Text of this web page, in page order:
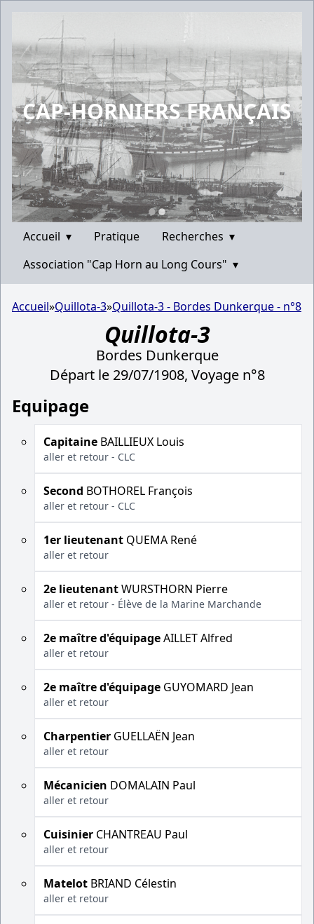
CAP-HORNIERS FRANÇAIS
Accueil ▾ Pratique Recherches ▾
Association "Cap Horn au Long Cours" ▾
Accueil»Quillota-3»Quillota-3 - Bordes Dunkerque - n°8
Quillota-3
Bordes Dunkerque
Départ le 29/07/1908, Voyage n°8
Equipage
Capitaine BAILLIEUX Louis
aller et retour - CLC
Second BOTHOREL François
aller et retour - CLC
1er lieutenant QUEMA René
aller et retour
2e lieutenantWURSTHORN Pierre
aller et retour - Élève de la Marine Marchande
2e maître d'équipageAILLET Alfred
aller et retour
2e maître d'équipage GUYOMARD Jean
aller et retour
Charpentier GUELLAËN Jean
aller et retour
Mécanicien DOMALAIN Paul
aller et retour
Cuisinier CHANTREAU Paul
aller et retour
Matelot BRIAND Célestin
aller et retour